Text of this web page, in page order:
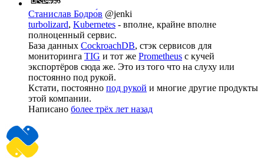
Станислав Бодро́в @jenki
turbolizard, Kubernetes - вполне, крайне вполне
полноценный сервис.
База данных CockroachDB, стэк сервисов для
мониторинга TIG и тот же Prometheus c кучей
экспортёров сюда же. Это из того что на слуху или
постоянно под рукой.
Кстати, постоянно под рукой и многие другие продукты
этой компании.
Написано более трёх лет назад